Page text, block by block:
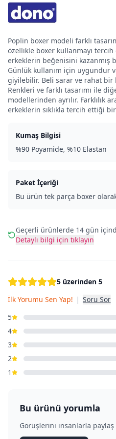
Poplin boxer modeli farklı
özellikle boxer kullanmayı
erkeklerin beğenisini kazanmış
Günlük kullanım için uygundur
giyilebilir. Beli sarar ve rahat bir
Renkleri ve farklı tasarımı ile
modellerinden ayrılır. Farklılık
erkeklerin sıklıkla tercih ettiği
Kumaş Bilgisi
%90 Poyamide, %10 Elastan
Paket İçeriği
Bu ürün tek parça boxer
Geçerli ürünlerde 14 gün
Detaylı bilgi için tıklayın
5 üzerinden 5
İlk Yorumu Sen Yap! | Soru Sor
5
4
3
2
1
Bu ürünü yorumla
Görüşlerini insanlarla paylaş